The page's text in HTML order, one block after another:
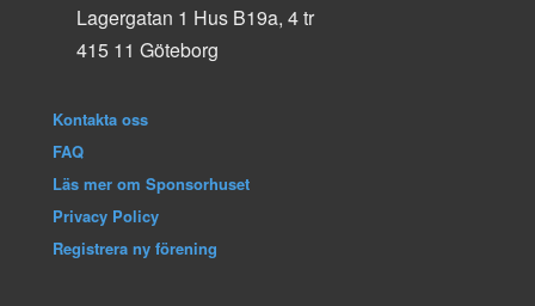
Lagergatan 1 Hus B19a, 4 tr
415 11 Göteborg
Kontakta oss
FAQ
Läs mer om Sponsorhuset
Privacy Policy
Registrera ny förening